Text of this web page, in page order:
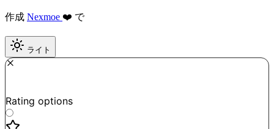
作成 Nexmoe ❤️ で
ライト
Rating options